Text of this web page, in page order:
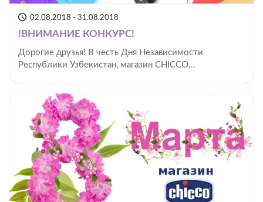
02.08.2018 - 31.08.2018
!ВНИМАНИЕ КОНКУРС!
Дорогие друзья! В честь Дня Независимости
Республики Узбекистан, магазин CHICCO...